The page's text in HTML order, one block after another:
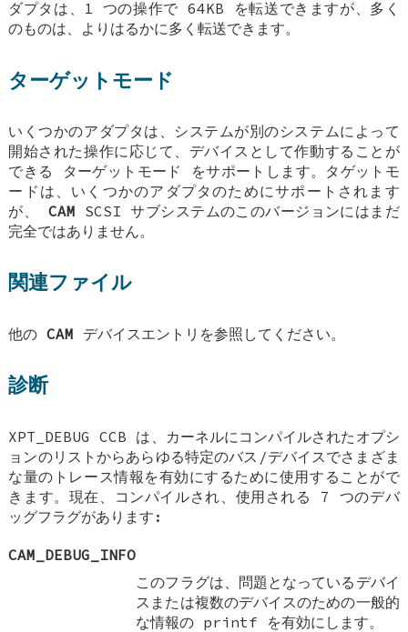
ダプタは、1 つの操作で 64KB を転送できますが、多く
のものは、よりはるかに多く転送できます。
ターゲットモード
いくつかのアダプタは、システムが別のシステムによって
開始された操作に応じて、デバイスとして作動することが
できる
ターゲットモード
をサポートします。タゲットモ
ードは、いくつかのアダプタのためにサポートされます
が、 CAM SCSI サブシステムのこのバージョンにはまだ
完全ではありません。
関連ファイル
他のCAM デバイスエントリを参照してください。
診断
XPT_DEBUG CCB は、カーネルにコンパイルされたオプシ
ョンのリストからあらゆる特定のバス/デバイスでさまざま
な量のトレース情報を有効にするために使用することがで
きます。現在、コンパイルされ、使用される 7 つのデバ
ッグフラグがあります:
CAM_DEBUG_INFO
このフラグは、問題となっているデバイ
スまたは複数のデバイスのための一般的
な情報の printf を有効にします。